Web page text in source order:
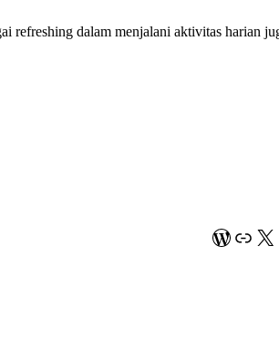
refreshing dalam menjalani aktivitas
Link
X